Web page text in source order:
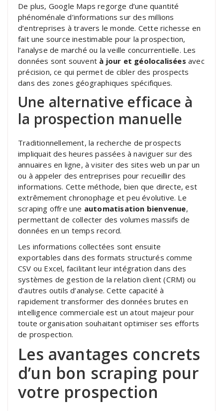
De plus, Google Maps regorge d’une quantité
phénoménale d’informations sur des millions
d’entreprises à travers le monde. Cette richesse en
fait une source inestimable pour la prospection,
l’analyse de marché ou la veille concurrentielle. Les
données sont souvent à jour et géolocalisées avec
précision, ce qui permet de cibler des prospects
dans des zones géographiques spécifiques.
Une alternative efficace à
la prospection manuelle
Traditionnellement, la recherche de prospects
impliquait des heures passées à naviguer sur des
annuaires en ligne, à visiter des sites web un par un
ou à appeler des entreprises pour recueillir des
informations. Cette méthode, bien que directe, est
extrêmement chronophage et peu évolutive. Le
scraping offre une automatisation bienvenue,
permettant de collecter des volumes massifs de
données en un temps record.
Les informations collectées sont ensuite
exportables dans des formats structurés comme
CSV ou Excel, facilitant leur intégration dans des
systèmes de gestion de la relation client (CRM) ou
d’autres outils d’analyse. Cette capacité à
rapidement transformer des données brutes en
intelligence commerciale est un atout majeur pour
toute organisation souhaitant optimiser ses efforts
de prospection.
Les avantages concrets
d’un bon scraping pour
votre prospection